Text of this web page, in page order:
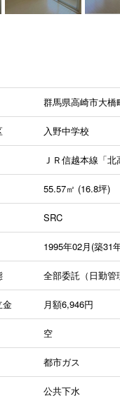
群馬県高崎市大橋
入野中学校
ＪＲ信越本線「北
55.57㎡ (16.8坪)
SRC
1995年02月(築31
全部委託（日勤管
金 月額6,946円
空
都市ガス
公共下水